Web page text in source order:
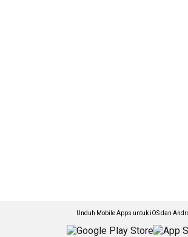
Unduh Mobile Apps untuk iOS dan